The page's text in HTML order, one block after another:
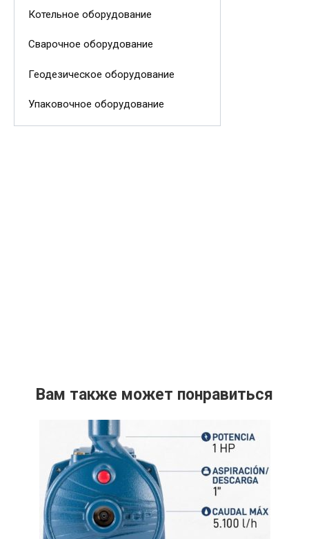
Котельное оборудование
Сварочное оборудование
Геодезическое оборудование
Упаковочное оборудование
Вам также может понравиться